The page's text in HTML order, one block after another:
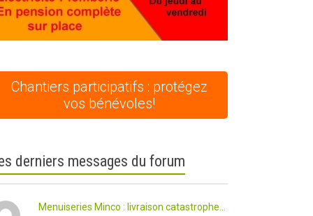
Chantiers participatifs : protégez
vos bénévoles!
derniers messages du forum
Menuiseries Minco : livraison catastrophe...